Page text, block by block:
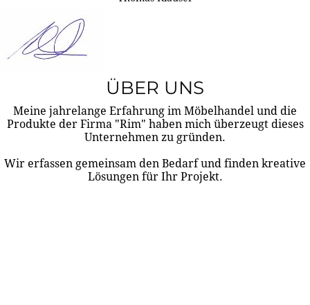
ÜBER UNS
Meine jahrelange Erfahrung im Möbelhandel und die
Produkte der Firma "Rim" haben mich überzeugt dieses
Unternehmen zu gründen.
Wir erfassen gemeinsam den Bedarf und finden kreative
Lösungen für Ihr Projekt.